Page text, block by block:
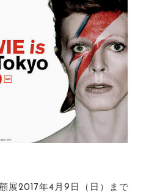
展2017年4月9日（日）まで